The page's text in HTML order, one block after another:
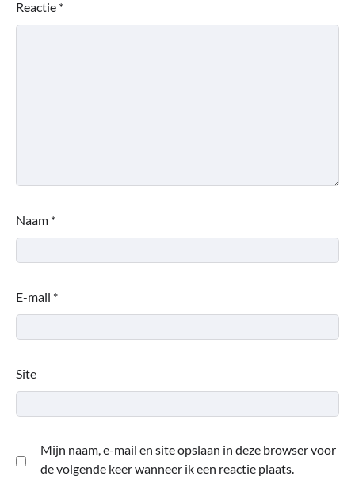
Reactie *
Naam *
E-mail *
Site
Mijn naam, e-mail en site opslaan in deze browser voor
de volgende keer wanneer ik een reactie plaats.